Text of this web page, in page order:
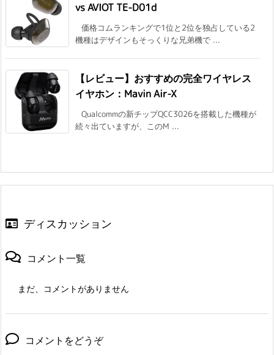
vs AVIOT TE-D01d
価格コムランキングで1位と2位を独占している2
機種はデザインもそっくりな兄弟機で ...
【レビュー】おすすめの完全ワイヤレス
イヤホン：Mavin Air-X
Qualcommの新チップQCC3026を搭載した機種が
続々出ていますが、このM ...
ディスカッション
コメント一覧
まだ、コメントがありません
コメントをどうぞ